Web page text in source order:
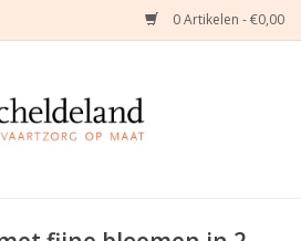
0 Artikelen - €0,00